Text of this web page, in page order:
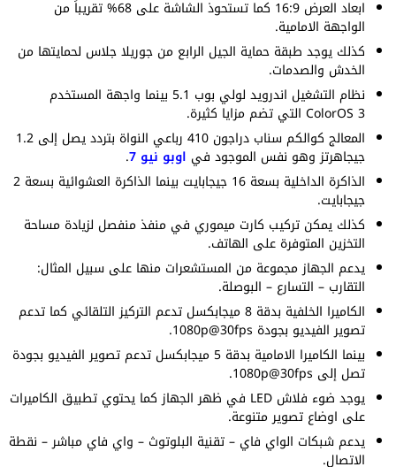
ابعاد العرض 16:9 كما تستحوذ الشاشة على 68% تقريباً من
الواجهة الامامية.
كذلك يوجد طبقة حماية الجيل الرابع من جوريلا جلاس لحمايتها من
الخدش والصدمات.
نظام التشغيل اندرويد لولي بوب 5.1 بينما واجهة المستخدم
ColorOS 3 التي تضم مزايا كثيرة.
المعالج كوالكم سناب دراجون 410 رباعي النواة بتردد يصل إلى 1.2
جيجاهرتز وهو نفس الموجود في اوبو نيو 7 .
الذاكرة الداخلية بسعة 16 جيجابايت بينما الذاكرة العشوائية بسعة 2
جيجابايت.
كذلك يمكن تركيب كارت ميموري في منفذ منفصل لزيادة مساحة
التخزين المتوفرة على الهاتف.
يدعم الجهاز مجموعة من المستشعرات منها على سبيل المثال:
التقارب – التسارع – البوصلة.
الكاميرا الخلفية بدقة 8 ميجابكسل تدعم التركيز التلقائي كما تدعم
تصوير الفيديو بجودة 1080p@30fps.
بينما الكاميرا الامامية بدقة 5 ميجابكسل تدعم تصوير الفيديو بجودة
تصل إلى 1080p@30fps.
يوجد ضوء فلاش LED في ظهر الجهاز كما يحتوي تطبيق الكاميرات
على اوضاع تصوير متنوعة.
يدعم شبكات الواي فاي – تقنية البلوتوث – واي فاي مباشر – نقطة
الاتصال.